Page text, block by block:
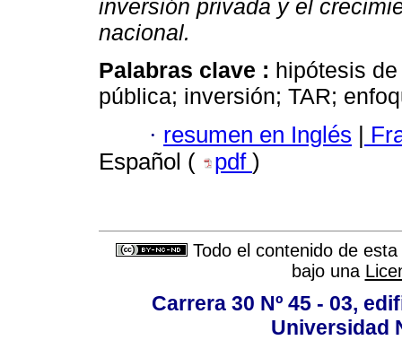
inversión privada y el
nacional.
Palabras clave : hipótesis
pública; inversión; TAR;
· resumen en Inglés |
Español (
pdf )
Todo el contenido de
bajo una
Carrera 30 Nº 45 - 03,
Universidad